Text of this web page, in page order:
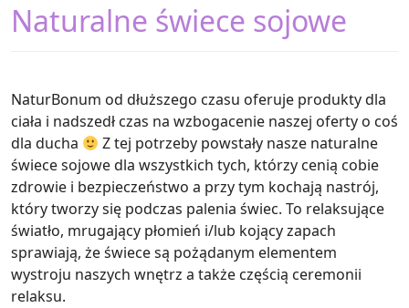
Naturalne świece sojowe
NaturBonum od dłuższego czasu oferuje produkty dla
ciała i nadszedł czas na wzbogacenie naszej oferty o coś
dla ducha
Z tej potrzeby powstały nasze naturalne
świece sojowe dla wszystkich tych, którzy cenią cobie
zdrowie i bezpieczeństwo a przy tym kochają nastrój,
który tworzy się podczas palenia świec. To relaksujące
światło, mrugający płomień i/lub kojący zapach
sprawiają, że świece są pożądanym elementem
wystroju naszych wnętrz a także częścią ceremonii
relaksu.